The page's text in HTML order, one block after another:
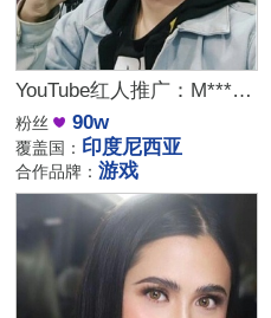
YouTube红人推广：M***o｜印度尼西亚 游戏
粉丝 90w
覆盖国： 印度尼西亚
合作品牌：游戏